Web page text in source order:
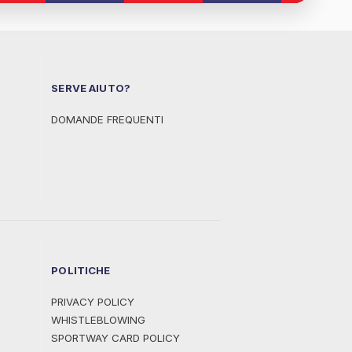
SERVE AIUTO?
DOMANDE FREQUENTI
POLITICHE
PRIVACY POLICY
WHISTLEBLOWING
SPORTWAY CARD POLICY